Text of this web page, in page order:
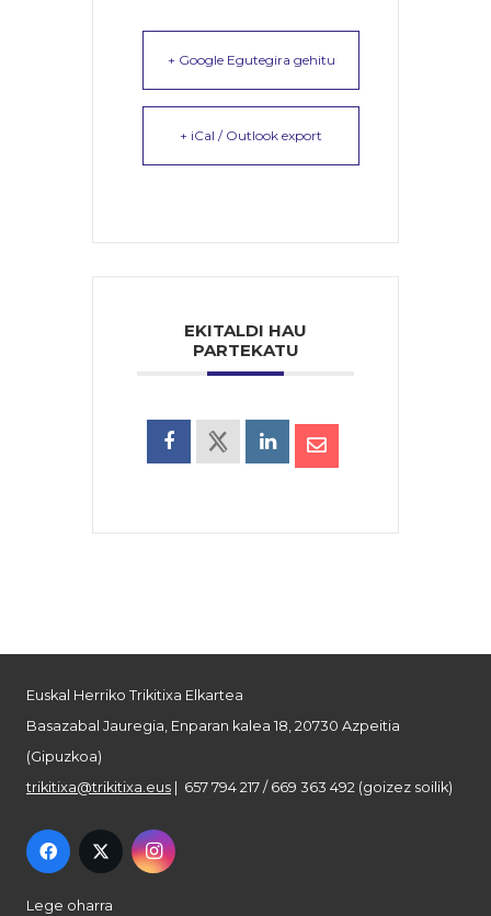
+ Google Egutegira gehitu
+ iCal / Outlook export
EKITALDI HAU
PARTEKATU
Euskal Herriko Trikitixa Elkartea
Basazabal Jauregia, Enparan kalea 18, 20730 Azpeitia
(Gipuzkoa)
trikitixa@trikitixa.eus | 657 794 217 / 669 363 492 (goizez soilik)
Lege oharra